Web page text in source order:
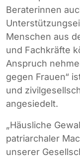
Beraterinnen
Menschen aus
und Fachkräfte
Anspruch
gegen Frauen“
und
angesiedelt.
„Häusliche
patriarchaler
unserer